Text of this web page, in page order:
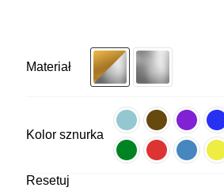
Materiał
Kolor sznurka
Resetuj